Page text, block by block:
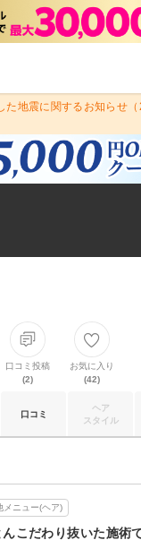
た地震に関するお知らせ
口コミ投稿
(2)
お気に入り
(42)
口コミ
ヘア
スタイル
メニュー(ヘア)
んこだわり抜いた施術